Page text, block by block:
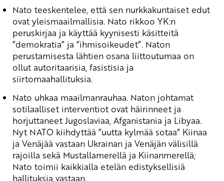
Nato teeskentelee, että sen nurkkakuntaiset edut
ovat yleismaailmallisia. Nato rikkoo YK:n
peruskirjaa ja käyttää kyynisesti käsitteitä
”demokratia” ja ”ihmisoikeudet”. Naton
perustamisesta lähtien osana liittoutumaa on
ollut autoritaarisia, fasistisia ja
siirtomaahallituksia.
Nato uhkaa maailmanrauhaa. Naton johtamat
sotilaalliset interventiot ovat häirinneet ja
horjuttaneet Jugoslaviaa, Afganistania ja Libyaa.
Nyt NATO kiihdyttää ”uutta kylmää sotaa” Kiinaa
ja Venäjää vastaan Ukrainan ja Venäjän välisillä
rajoilla sekä Mustallamerellä ja Kiinanmerellä;
Nato toimii kaikkialla etelän edistyksellisiä
hallituksia vastaan.